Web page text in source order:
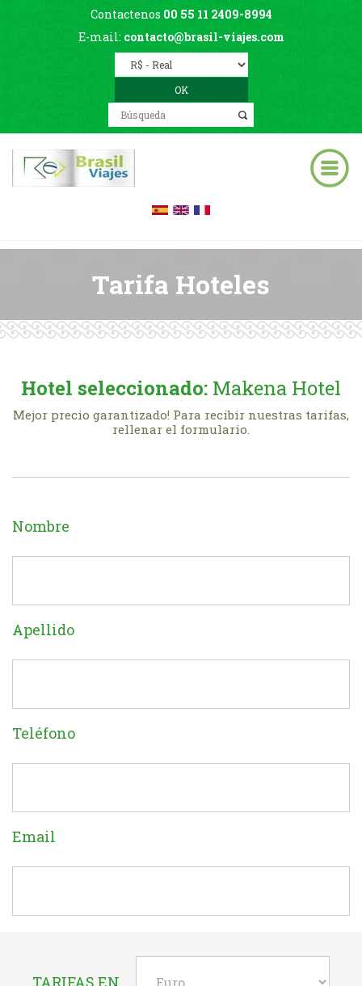
Contactenos 00 55 11 2409-8994
E-mail: contacto@brasil-viajes.com
Tarifa Hoteles
Hotel seleccionado: Makena Hotel
Mejor precio garantizado! Para recibir nuestras tarifas,
rellenar el formulario.
Nombre
Apellido
Teléfono
Email
TARIFAS EN